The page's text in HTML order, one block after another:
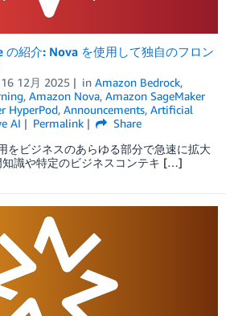
紹介: Nova を使用して独自のフロン
16 12月 2025 in Amazon Bedrock,
, Amazon Nova, Amazon SageMaker
HyperPod, Announcements, Artificial
AI Permalink
Share
をビジネスのあらゆる部分で急速に拡大
知識や特定のビジネスコンテキ […]